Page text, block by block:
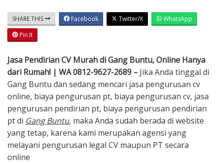
SHARE THIS Facebook Twitter/X
WhatsApp
Pin It
Jasa Pendirian CV Murah di Gang Buntu, Online Hanya
dari Rumah! | WA 0812-9627-2689 – Jika Anda tinggal di
Gang Buntu dan sedang mencari jasa pengurusan cv
online, biaya pengurusan pt, biaya pengurusan cv, jasa
pengurusan pendirian pt, biaya pengurusan pendirian
pt di Gang Buntu, maka Anda sudah berada di website
yang tetap, karena kami merupakan agensi yang
melayani pengurusan legal CV maupun PT secara
online